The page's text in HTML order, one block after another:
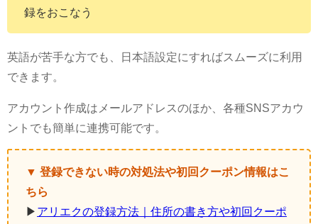
録をおこなう
英語が苦手な方でも、日本語設定にすればスムーズに利用
できます。
アカウント作成はメールアドレスのほか、各種SNSアカウ
ントでも簡単に連携可能です。
▼ 登録できない時の対処法や初回クーポン情報はこ
ちら
▶ アリエクの登録方法｜住所の書き方や初回クーポ